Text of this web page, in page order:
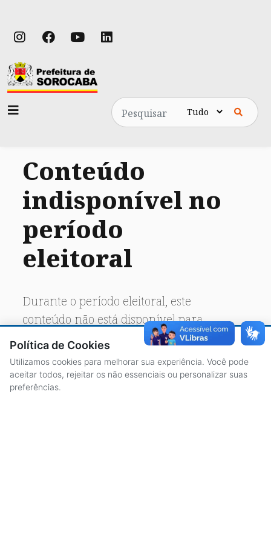
Pesquisa
Conteúdo
indisponível no
período
eleitoral
Durante o período eleitoral, este
conteúdo não está disponível para
acesso público.
Política de Cookies
Utilizamos cookies para melhorar sua experiência. Você pode
aceitar todos, rejeitar os não essenciais ou personalizar suas
preferências.